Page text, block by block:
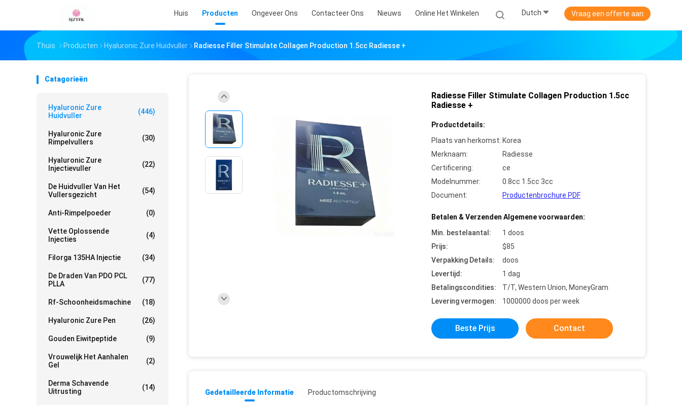
Huis Producten Ongeveer Ons Contacteer Ons Nieuws Online Het Winkelen Dutch Vraag een offerte aan
Thuis Producten Hyaluronic Zure Huidvuller Radiesse Filler Stimulate Collagen Production 1.5cc Radiesse +
Catagorieën
Hyaluronic Zure
Huidvuller
(446)
Hyaluronic Zure
Rimpelvullers
(30)
Hyaluronic Zure
Injectievuller
(22)
De Huidvuller Van Het
Vullersgezicht
(54)
Anti-Rimpelpoeder (0)
Vette Oplossende
Injecties
(4)
Filorga 135HA Injectie (34)
De Draden Van PDO PCL
PLLA
(77)
Rf-Schoonheidsmachine (18)
Hyaluronic Zure Pen (26)
Gouden Eiwitpeptide (9)
Vrouwelijk Het Aanhalen
Gel
(2)
Derma Schavende
Uitrusting
(14)
Radiesse Filler Stimulate Collagen Production 1.5cc
Radiesse +
Productdetails:
Plaats van herkomst: Korea
Merknaam:
Radiesse
Certificering:
ce
Modelnummer:
0.8cc 1.5cc 3cc
Document:
Productenbrochure PDF
Betalen & Verzenden Algemene voorwaarden:
Min. bestelaantal:
1 doos
Prijs:
$85
Verpakking Details:
doos
Levertijd:
1 dag
Betalingscondities:
T/T, Western Union, MoneyGram
Levering vermogen:
1000000 doos per week
Beste Prijs Contact
Gedetailleerde Informatie Productomschrijving